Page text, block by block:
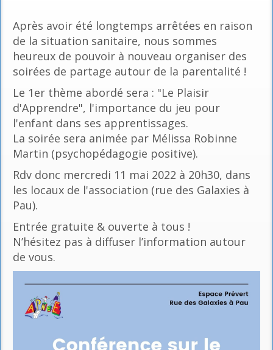
Après avoir été longtemps arrêtées en raison
de la situation sanitaire, nous sommes
heureux de pouvoir à nouveau organiser des
soirées de partage autour de la parentalité !
Le 1er thème abordé sera : "Le Plaisir
d'Apprendre", l'importance du jeu pour
l'enfant dans ses apprentissages.
La soirée sera animée par Mélissa Robinne
Martin (psychopédagogie positive).
Rdv donc mercredi 11 mai 2022 à 20h30, dans
les locaux de l'association (rue des Galaxies à
Pau).
Entrée gratuite & ouverte à tous !
N’hésitez pas à diffuser l’information autour
de vous.